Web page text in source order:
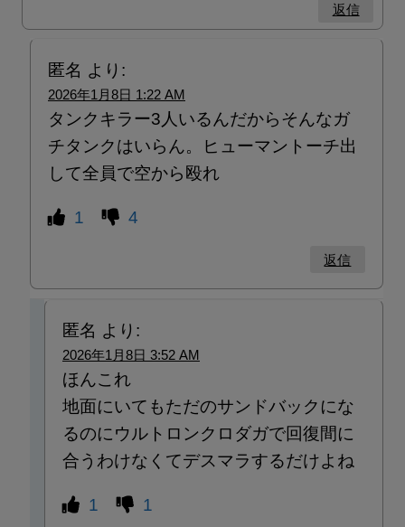
返信
匿名 より:
2026年1月8日 1:22 AM
タンクキラー3人いるんだからそんなガ
チタンクはいらん。ヒューマントーチ出
して全員で空から殴れ
1 4
返信
匿名 より:
2026年1月8日 3:52 AM
ほんこれ
地面にいてもただのサンドバックにな
るのにウルトロンクロダガで回復間に
合うわけなくてデスマラするだけよね
1 1